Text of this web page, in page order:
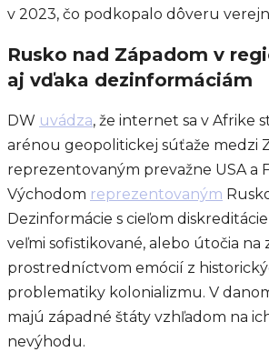
v 2023, čo podkopalo dôveru
Rusko nad Západom v
aj vďaka dezinformáciám
DW uvádza, že internet sa v Afrike
arénou geopolitickej súťaže medzi
reprezentovaným prevažne USA a
Východom reprezentovaným
Dezinformácie s cieľom
veľmi sofistikované, alebo útočia
prostredníctvom emócií z
problematiky kolonializmu. V
majú západné štáty vzhľadom na
nevýhodu.